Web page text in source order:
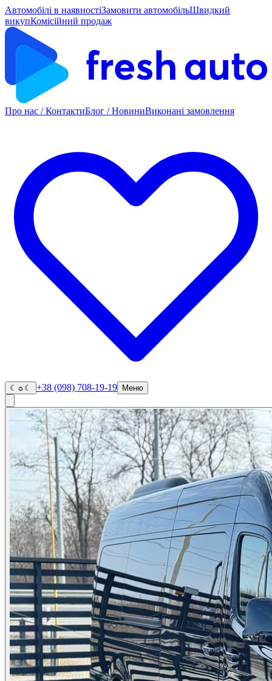
Автомобілі в наявностіЗамовити автомобільШвидкий
викупКомісійний продаж
Про нас / КонтактиБлог / НовиниВиконані замовлення
☾ ☼ ☾ +38 (098) 708-19-19 Меню